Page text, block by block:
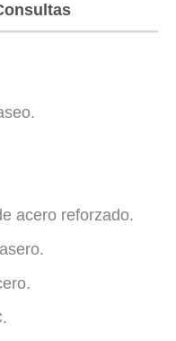
acero reforzado.